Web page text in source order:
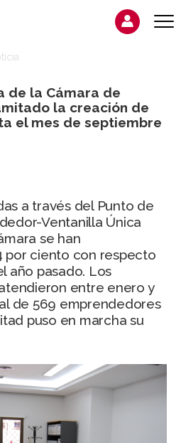
de la Cámara de
la creación de
el mes de septiembre
a través del Punto de
Ventanilla Única
se han
por ciento con respecto
año pasado. Los
entre enero y
de 569 emprendedores
puso en marcha su